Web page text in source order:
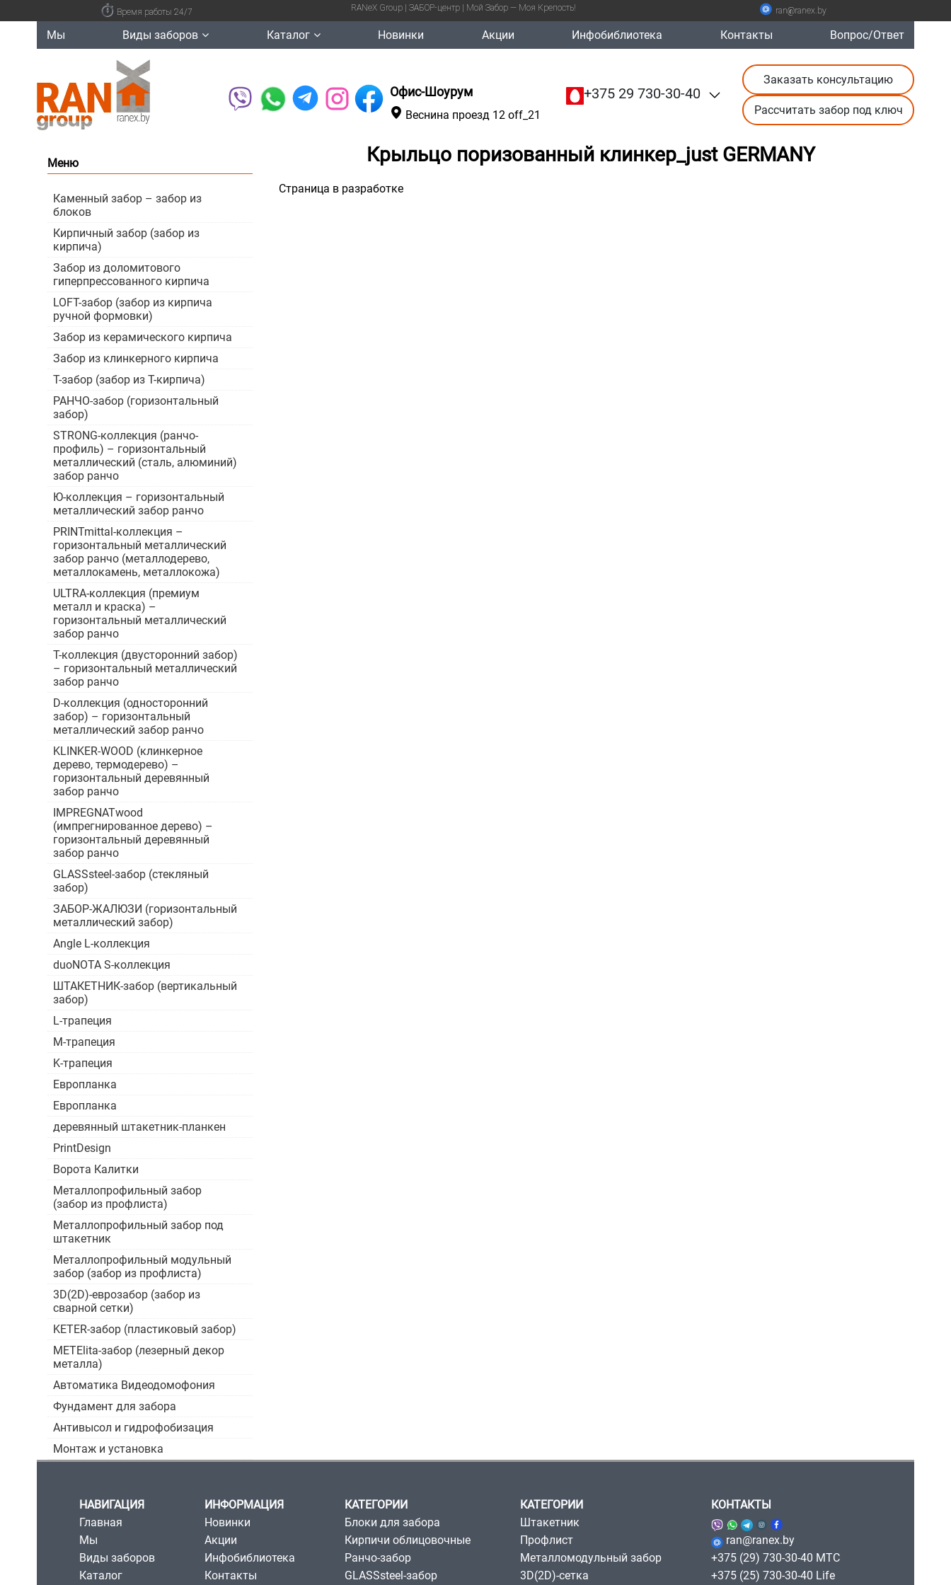
Время работы 24/7 RANeX Group | ЗАБОР-центр | Мой Забор — Моя Крепость! ran@ranex.by
Мы Виды заборов Каталог Новинки Акции Инфобиблиотека Контакты Вопрос/Ответ
Офис-Шоурум
Веснина проезд 12 off_21
+375 29 730-30-40
Заказать консультацию
Рассчитать забор под ключ
Крыльцо поризованный клинкер_just GERMANY
Страница в разработке
Меню
Каменный забор – забор из
блоков
Кирпичный забор (забор из
кирпича)
Забор из доломитового
гиперпрессованного кирпича
LOFT-забор (забор из кирпича
ручной формовки)
Забор из керамического кирпича
Забор из клинкерного кирпича
Т-забор (забор из Т-кирпича)
РАНЧО-забор (горизонтальный
забор)
STRONG-коллекция (ранчо-
профиль) – горизонтальный
металлический (сталь, алюминий)
забор ранчо
Ю-коллекция – горизонтальный
металлический забор ранчо
PRINTmittal-коллекция –
горизонтальный металлический
забор ранчо (металлодерево,
металлокамень, металлокожа)
ULTRA-коллекция (премиум
металл и краска) –
горизонтальный металлический
забор ранчо
Т-коллекция (двусторонний забор)
– горизонтальный металлический
забор ранчо
D-коллекция (односторонний
забор) – горизонтальный
металлический забор ранчо
KLINKER-WOOD (клинкерное
дерево, термодерево) –
горизонтальный деревянный
забор ранчо
IMPREGNATwood
(импрегнированное дерево) –
горизонтальный деревянный
забор ранчо
GLASSsteel-забор (стекляный
забор)
ЗАБОР-ЖАЛЮЗИ (горизонтальный
металлический забор)
Angle L-коллекция
duoNOTA S-коллекция
ШТАКЕТНИК-забор (вертикальный
забор)
L-трапеция
M-трапеция
K-трапеция
Европланка
Европланка
деревянный штакетник-планкен
PrintDesign
Ворота Калитки
Металлопрофильный забор
(забор из профлиста)
Металлопрофильный забор под
штакетник
Металлопрофильный модульный
забор (забор из профлиста)
3D(2D)-еврозабор (забор из
сварной сетки)
KETER-забор (пластиковый забор)
METElita-забор (лезерный декор
металла)
Автоматика Видеодомофония
Фундамент для забора
Антивысол и гидрофобизация
Монтаж и установка
НАВИГАЦИЯ
Главная
Мы
Виды заборов
Каталог
ИНФОРМАЦИЯ
Новинки
Акции
Инфобиблиотека
Контакты
КАТЕГОРИИ
Блоки для забора
Кирпичи облицовочные
Ранчо-забор
GLASSsteel-забор
КАТЕГОРИИ
Штакетник
Профлист
Металломодульный забор
3D(2D)-сетка
КОНТАКТЫ
ran@ranex.by
+375 (29) 730-30-40 МТС
+375 (25) 730-30-40 Life